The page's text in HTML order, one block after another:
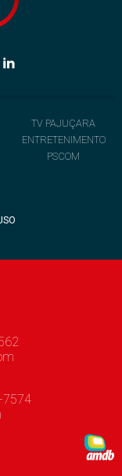
TV PAJUÇARA
ENTRETENIMENTO
PSCOM
7574